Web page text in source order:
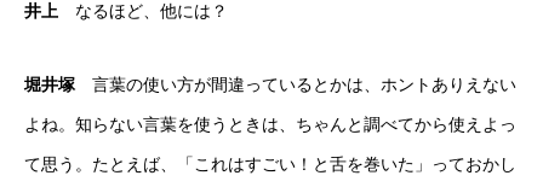
井上 なるほど、他には？
堀井塚 言葉の使い方が間違っているとかは、ホントありえない
よね。知らない言葉を使うときは、ちゃんと調べてから使えよっ
て思う。たとえば、「これはすごい！と舌を巻いた」っておかし